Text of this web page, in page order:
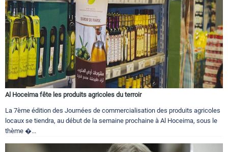
Al Hoceima fête les produits agricoles du terroir
La 7ème édition des Journées de commercialisation des produits agricoles
locaux se tiendra, au début de la semaine prochaine à Al Hoceima, sous le
thème �...